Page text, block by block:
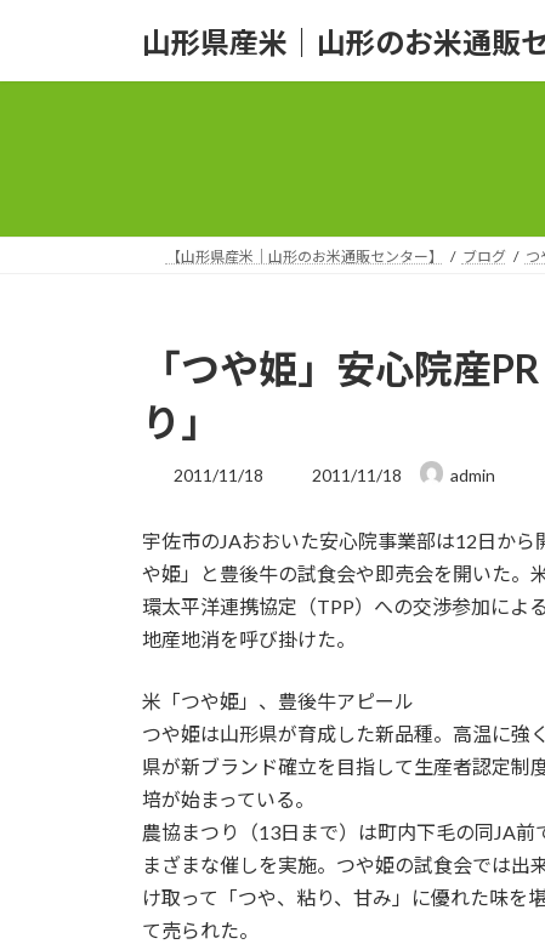
山形県産米｜山形のお米通販
【山形県産米｜山形のお米通販センター】 ブログ つ
「つや姫」安心院産
り」
2011/11/18
最
新
日
:
2011/11/18 admin
宇佐市のJAおおいた安心院事業部は12日か
や姫」と豊後牛の試食会や即売会を開いた。
環太平洋連携協定（TPP）への交渉参加によ
地産地消を呼び掛けた。
米「つや姫」、豊後牛アピール
つや姫は山形県が育成した新品種。高温に強
県が新ブランド確立を目指して生産者認定制
培が始まっている。
農協まつり（13日まで）は町内下毛の同JA
まざまな催しを実施。つや姫の試食会では出
け取って「つや、粘り、甘み」に優れた味を
て売られた。